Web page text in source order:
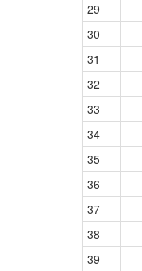
29
30
31
32
33
34
35
36
37
38
39